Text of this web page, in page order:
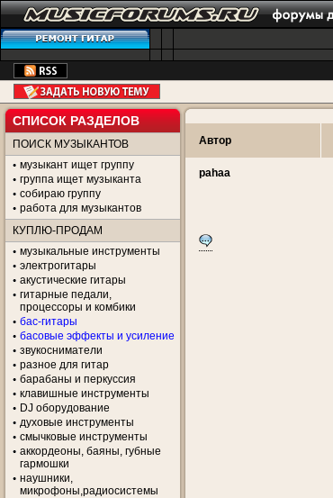
СПИСОК РАЗДЕЛОВ
ПОИСК МУЗЫКАНТОВ
музыкант ищет группу
группа ищет музыканта
собираю группу
работа для музыкантов
КУПЛЮ-ПРОДАМ
музыкальные инструменты
электрогитары
акустические гитары
гитарные педали,
процессоры и комбики
бас-гитары
басовые эффекты и усиление
звукосниматели
разное для гитар
барабаны и перкуссия
клавишные инструменты
DJ оборудование
духовые инструменты
смычковые инструменты
аккордеоны, баяны, губные
гармошки
наушники,
микрофоны,радиосистемы
Автор
pahaa